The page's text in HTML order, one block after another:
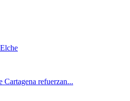
refuerzan...